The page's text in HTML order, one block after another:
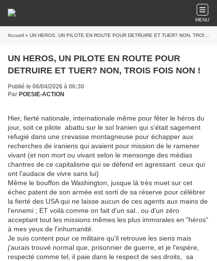
MENU
Accueil » UN HEROS, UN PILOTE EN ROUTE POUR DETRUIRE ET TUER? NON, TROIS FOIS NON !
UN HEROS, UN PILOTE EN ROUTE POUR
DETRUIRE ET TUER? NON, TROIS FOIS NON !
Publié le 06/04/2026 à 06:30
Par POESIE-ACTION
Hier, fierté nationale, internationale même pour fêter le héros du
jour, soit ce pilote abattu sur le sol Iranien qui s'était sagement
refugié dans une crevasse montagneuse pour échapper aux
recherches de iraniens qui avaient pour mission de le ramener
vivant (et non mort ou vivant selon le mensonge des médias
chantres de ce capitalisme qui se défend en agressant ceux qui
ont l'audace de vivre sans lui)
Même le bouffon de Washington, jusque là très muet sur cet
échec patent de son armée est sorti de sa réserve pour célébrer
la fierté des USA qui ne laisse aucun de ces agents aux mains de
l'ennemi ; ET voilà comme on fait d'un sal.. ou d'un zéro
acceptant tout les missions mêmes les plus immorales en "héros"
à mes yeux de l'inhumanité.
Je suis content pour ce militaire qu'il retrouve les siens mais
j'aurais trouvé normal que, prisonnier de guerre, et je l'espère,
respecté comme tel, il paie dans le respect de ses droits, sa